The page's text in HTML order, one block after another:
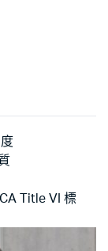
Title VI 標